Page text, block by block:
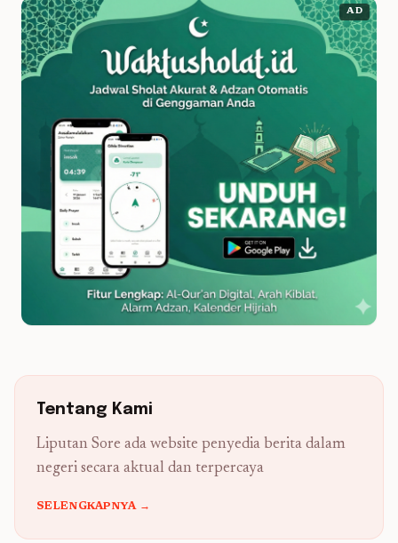
AD
Tentang Kami
Liputan Sore ada website penyedia berita dalam
negeri secara aktual dan terpercaya
SELENGKAPNYA →